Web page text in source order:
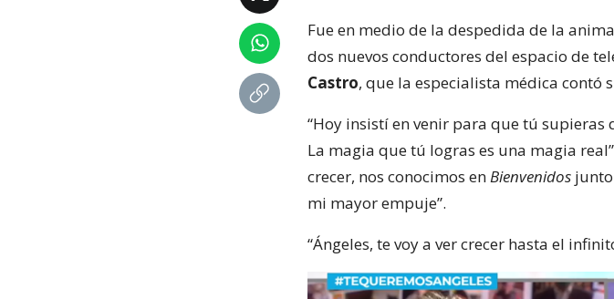
Fue en medio de la despedida de la
dos nuevos conductores del espacio de
Castro, que la especialista médica contó
“Hoy insistí en venir para que tú
La magia que tú logras es una magia
crecer, nos conocimos en Bienvenidos
mi mayor empuje”.
“Ángeles, te voy a ver crecer hasta el